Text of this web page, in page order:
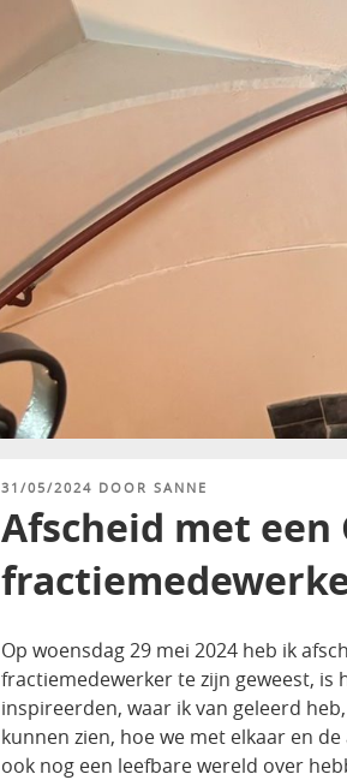
GEPLAATST
31/05/2024 DOOR SANNE
Afscheid met een
Op woensdag 29 mei 2024 heb ik
fractiemedewerker te zijn geweest,
inspireerden, waar ik van geleerd
kunnen zien, hoe we met elkaar en
ook nog een leefbare wereld over